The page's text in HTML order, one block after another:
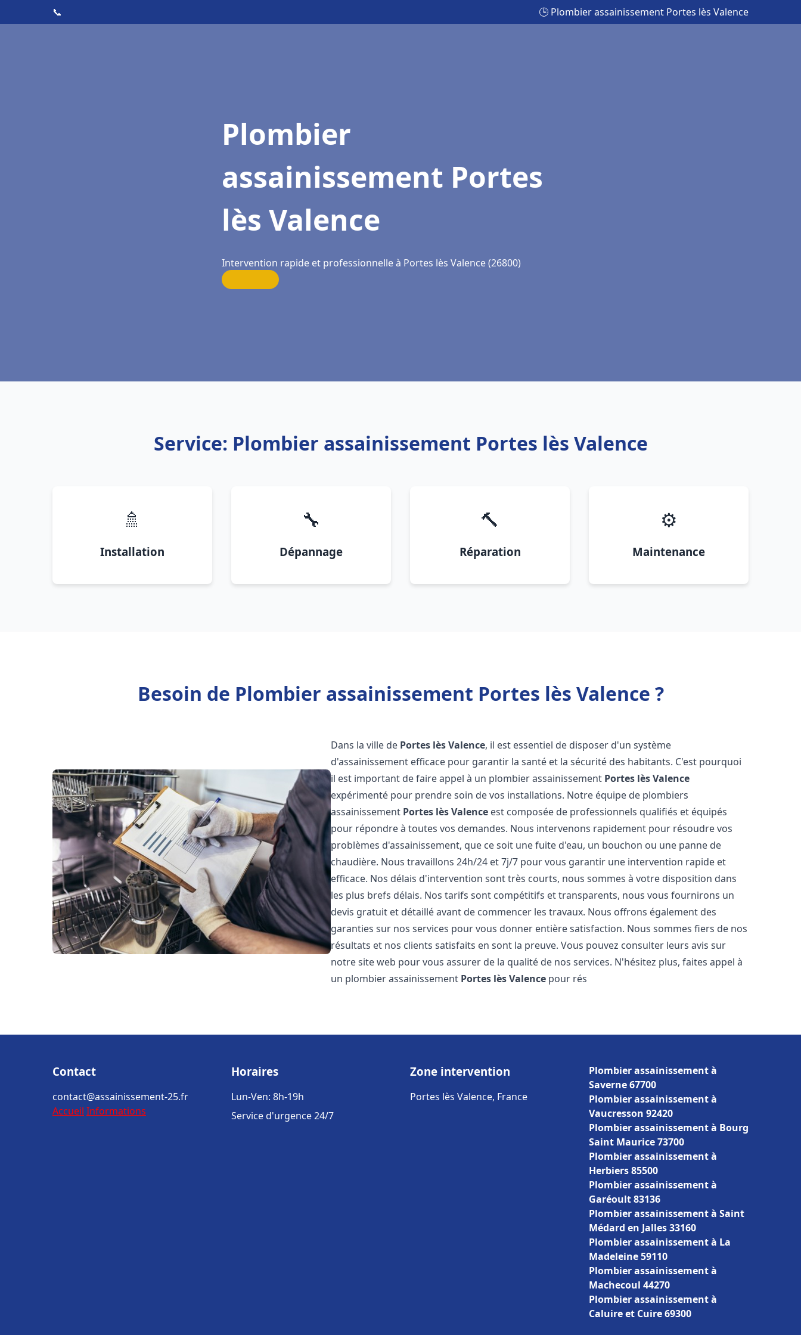
📞 🕒 Plombier assainissement Portes lès Valence
Plombier
assainissement Portes
lès Valence
Intervention rapide et professionnelle à Portes lès Valence (26800)
Service: Plombier assainissement Portes lès Valence
🚿
Installation
🔧
Dépannage
🔨
Réparation
⚙️
Maintenance
Besoin de Plombier assainissement Portes lès Valence ?
Dans la ville de Portes lès Valence, il est essentiel de disposer d'un système
d'assainissement efficace pour garantir la santé et la sécurité des habitants. C'est pourquoi
il est important de faire appel à un plombier assainissement Portes lès Valence
expérimenté pour prendre soin de vos installations. Notre équipe de plombiers
assainissement Portes lès Valence est composée de professionnels qualifiés et équipés
pour répondre à toutes vos demandes. Nous intervenons rapidement pour résoudre vos
problèmes d'assainissement, que ce soit une fuite d'eau, un bouchon ou une panne de
chaudière. Nous travaillons 24h/24 et 7j/7 pour vous garantir une intervention rapide et
efficace. Nos délais d'intervention sont très courts, nous sommes à votre disposition dans
les plus brefs délais. Nos tarifs sont compétitifs et transparents, nous vous fournirons un
devis gratuit et détaillé avant de commencer les travaux. Nous offrons également des
garanties sur nos services pour vous donner entière satisfaction. Nous sommes fiers de nos
résultats et nos clients satisfaits en sont la preuve. Vous pouvez consulter leurs avis sur
notre site web pour vous assurer de la qualité de nos services. N'hésitez plus, faites appel à
un plombier assainissement Portes lès Valence pour rés
Contact
contact@assainissement-25.fr
Accueil Informations
Horaires
Lun-Ven: 8h-19h
Service d'urgence 24/7
Zone intervention
Portes lès Valence, France
Plombier assainissement à
Saverne 67700
Plombier assainissement à
Vaucresson 92420
Plombier assainissement à Bourg
Saint Maurice 73700
Plombier assainissement à
Herbiers 85500
Plombier assainissement à
Garéoult 83136
Plombier assainissement à Saint
Médard en Jalles 33160
Plombier assainissement à La
Madeleine 59110
Plombier assainissement à
Machecoul 44270
Plombier assainissement à
Caluire et Cuire 69300